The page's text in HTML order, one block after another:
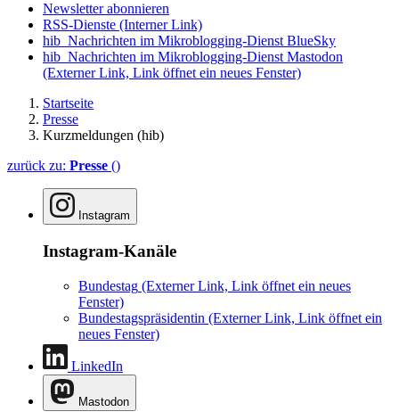
Newsletter abonnieren
RSS-Dienste (Interner Link)
hib_Nachrichten im Mikroblogging-Dienst BlueSky
hib_Nachrichten im Mikroblogging-Dienst Mastodon
(Externer Link, Link öffnet ein neues Fenster)
Startseite
Presse
Kurzmeldungen (hib)
zurück zu: Presse ()
Instagram
Instagram-Kanäle
Bundestag (Externer Link, Link öffnet ein neues
Fenster)
Bundestagspräsidentin (Externer Link, Link öffnet ein
neues Fenster)
LinkedIn
Mastodon